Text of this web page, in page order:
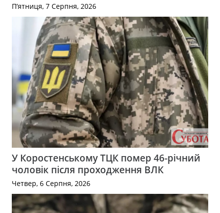
П’ятниця, 7 Серпня, 2026
У Коростенському ТЦК помер 46-річний
чоловік після проходження ВЛК
Четвер, 6 Серпня, 2026